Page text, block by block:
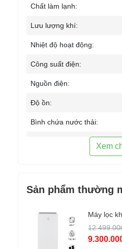
Chất làm lạnh:
Lưu lượng khí:
Nhiệt độ hoạt động:
Công suất điện:
Nguồn điện:
Độ ồn:
Bình chứa nước thải:
Đường xả nước liên tục:
Xem
Sản phẩm thường
Máy lọc